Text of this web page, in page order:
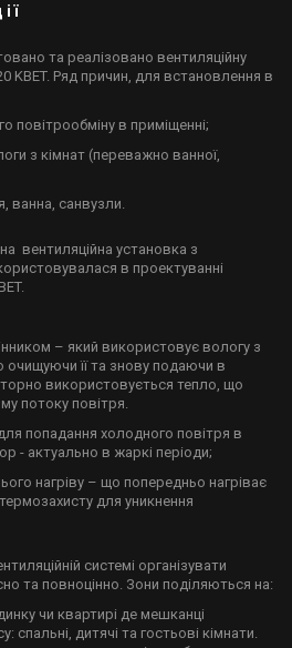
та реалізовано вентиляційну
KBET. Ряд причин, для встановлення в
повітрообміну в приміщенні;
з кімнат (переважно ванної,
ванна, санвузли.
вентиляційна установка з
в проектуванні
– який використовує вологу з
очищуючи її та знову подаючи в
використовується тепло, що
потоку повітря.
попадання холодного повітря в
- актуально в жаркі періоди;
нагріву – що попередньо нагріває
для уникнення
системі організувати
та повноцінно. Зони поділяються на:
чи квартирі де мешканці
спальні, дитячі та гостьові кімнати.